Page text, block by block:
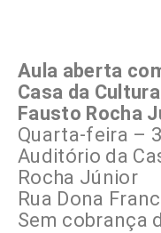
Aula aberta
Casa da
Fausto Rocha
Quarta-feira –
Auditório da
Rocha Júnior
Rua Dona
Sem cobrança